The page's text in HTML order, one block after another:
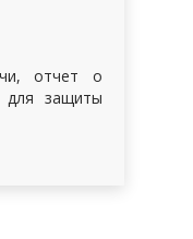
отчет о
для защиты